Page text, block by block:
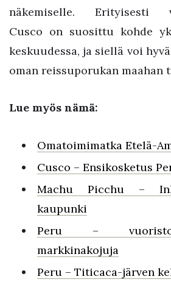
näkemiselle. Erityisesti
Cusco on suosittu kohde
keskuudessa, ja siellä voi
oman reissuporukan maahan
Lue myös nämä:
Omatoimimatka Etelä-
Cusco – Ensikosketus
Machu Picchu –
kaupunki
Peru –
markkinakojuja
Peru – Titicaca-järven